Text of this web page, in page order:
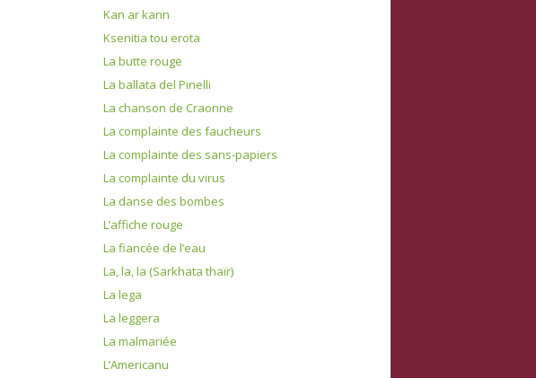
Kan ar kann
Ksenitia tou erota
La butte rouge
La ballata del Pinelli
La chanson de Craonne
La complainte des faucheurs
La complainte des sans-papiers
La complainte du virus
La danse des bombes
L’affiche rouge
La fiancée de l’eau
La, la, la (Sarkhata thaïr)
La lega
La leggera
La malmariée
L’Americanu